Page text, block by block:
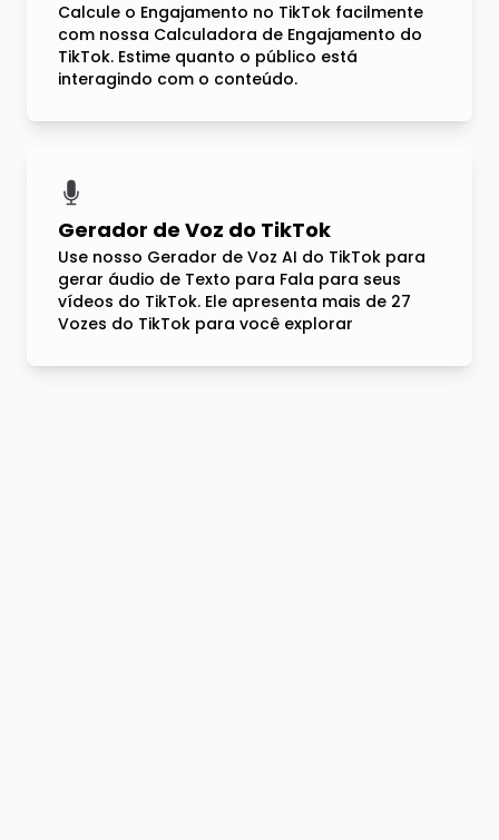
Calcule o Engajamento no TikTok facilmente
com nossa Calculadora de Engajamento do
TikTok. Estime quanto o público está
interagindo com o conteúdo.
Gerador de Voz do TikTok
Use nosso Gerador de Voz AI do TikTok para
gerar áudio de Texto para Fala para seus
vídeos do TikTok. Ele apresenta mais de 27
Vozes do TikTok para você explorar